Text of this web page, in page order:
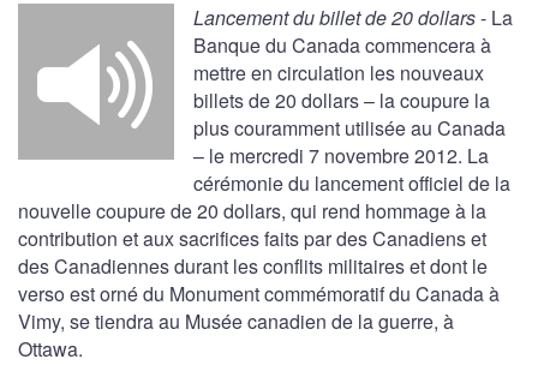
Lancement du billet de 20 dollars- La
Banque du Canada commencera à
mettre en circulation les nouveaux
billets de 20 dollars – la coupure la
plus couramment utilisée au Canada
– le mercredi 7 novembre 2012. La
cérémonie du lancement officiel de la
nouvelle coupure de 20 dollars, qui rend hommage à la
contribution et aux sacrifices faits par des Canadiens et
des Canadiennes durant les conflits militaires et dont le
verso est orné du Monument commémoratif du Canada à
Vimy, se tiendra au Musée canadien de la guerre, à
Ottawa.